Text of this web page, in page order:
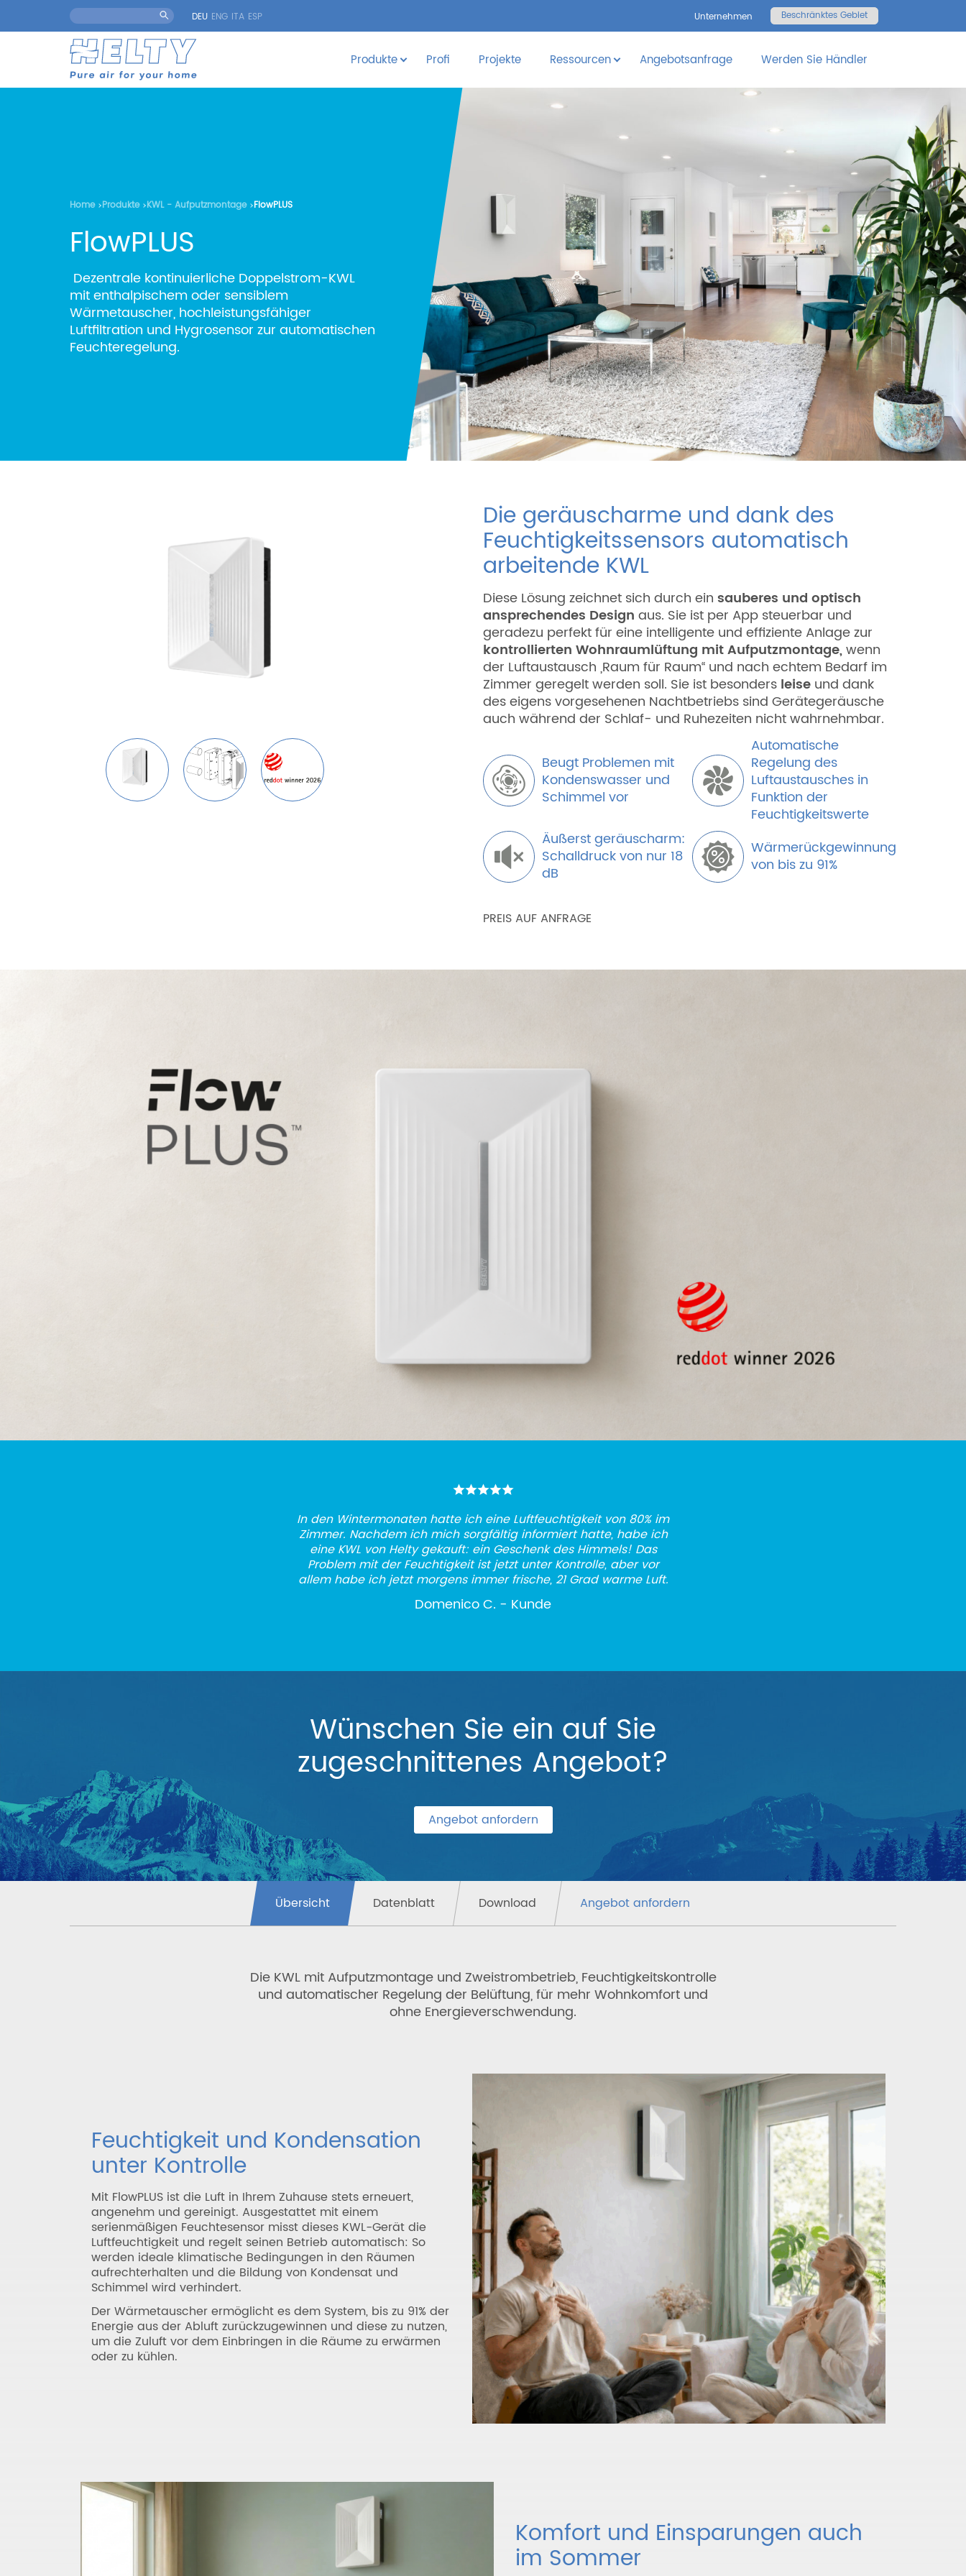
DEU ENG ITA ESP Unternehmen Beschränktes Gebiet
Produkte Profi Projekte Ressourcen Angebotsanfrage Werden Sie Händler
Home Produkte KWL - Aufputzmontage FlowPLUS
FlowPLUS
Dezentrale kontinuierliche Doppelstrom-KWL
mit enthalpischem oder sensiblem
Wärmetauscher, hochleistungsfähiger
Luftfiltration und Hygrosensor zur automatischen
Feuchteregelung.
Die geräuscharme und dank des
Feuchtigkeitssensors automatisch
arbeitende KWL
Diese Lösung zeichnet sich durch ein sauberes und optisch
ansprechendes Design aus. Sie ist per App steuerbar und
geradezu perfekt für eine intelligente und effiziente Anlage zur
kontrollierten Wohnraumlüftung mit Aufputzmontage,wenn
der Luftaustausch „Raum für Raum“ und nach echtem Bedarf im
Zimmer geregelt werden soll. Sie ist besonders leise und dank
des eigens vorgesehenen Nachtbetriebs sind Gerätegeräusche
auch während der Schlaf- und Ruhezeiten nicht wahrnehmbar.
Beugt Problemen mit
Kondenswasser und
Schimmel vor
Automatische
Regelung des
Luftaustausches in
Funktion der
Feuchtigkeitswerte
Äußerst geräuscharm:
Schalldruck von nur 18
dB
Wärmerückgewinnung
von bis zu 91%
PREIS AUF ANFRAGE
In den Wintermonaten hatte ich eine Luftfeuchtigkeit von 80% im
Zimmer. Nachdem ich mich sorgfältig informiert hatte, habe ich
eine KWL von Helty gekauft: ein Geschenk des Himmels! Das
Problem mit der Feuchtigkeit ist jetzt unter Kontrolle, aber vor
allem habe ich jetzt morgens immer frische, 21 Grad warme Luft.
Domenico C. - Kunde
Wünschen Sie ein auf Sie
zugeschnittenes Angebot?
Angebot anfordern
Übersicht Datenblatt Download Angebot anfordern
Die KWL mit Aufputzmontage und Zweistrombetrieb, Feuchtigkeitskontrolle
und automatischer Regelung der Belüftung, für mehr Wohnkomfort und
ohne Energieverschwendung.
Feuchtigkeit und Kondensation
unter Kontrolle
Mit FlowPLUS ist die Luft in Ihrem Zuhause stets erneuert,
angenehm und gereinigt. Ausgestattet mit einem
serienmäßigen Feuchtesensor misst dieses KWL-Gerät die
Luftfeuchtigkeit und regelt seinen Betrieb automatisch: So
werden ideale klimatische Bedingungen in den Räumen
aufrechterhalten und die Bildung von Kondensat und
Schimmel wird verhindert.
Der Wärmetauscher ermöglicht es dem System, bis zu 91% der
Energie aus der Abluft zurückzugewinnen und diese zu nutzen,
um die Zuluft vor dem Einbringen in die Räume zu erwärmen
oder zu kühlen.
Komfort und Einsparungen auch
im Sommer